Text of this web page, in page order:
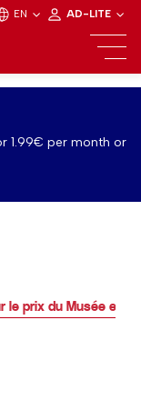
EN AD-LITE
1.99€ per month or
prix du Musée